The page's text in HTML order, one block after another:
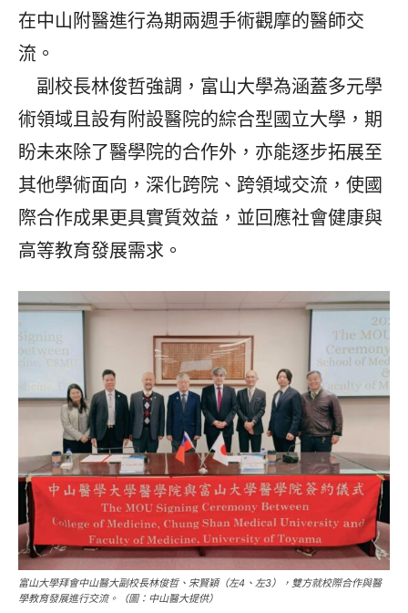
在中山附醫進行為期兩週手術觀摩的醫師交
流。
副校長林俊哲強調，富山大學為涵蓋多元學
術領域且設有附設醫院的綜合型國立大學，期
盼未來除了醫學院的合作外，亦能逐步拓展至
其他學術面向，深化跨院、跨領域交流，使國
際合作成果更具實質效益，並回應社會健康與
高等教育發展需求。
富山大學拜會中山醫大副校長林俊哲、宋賢穎（左4、左3），雙方就校際合作與醫
學教育發展進行交流。（圖：中山醫大提供）